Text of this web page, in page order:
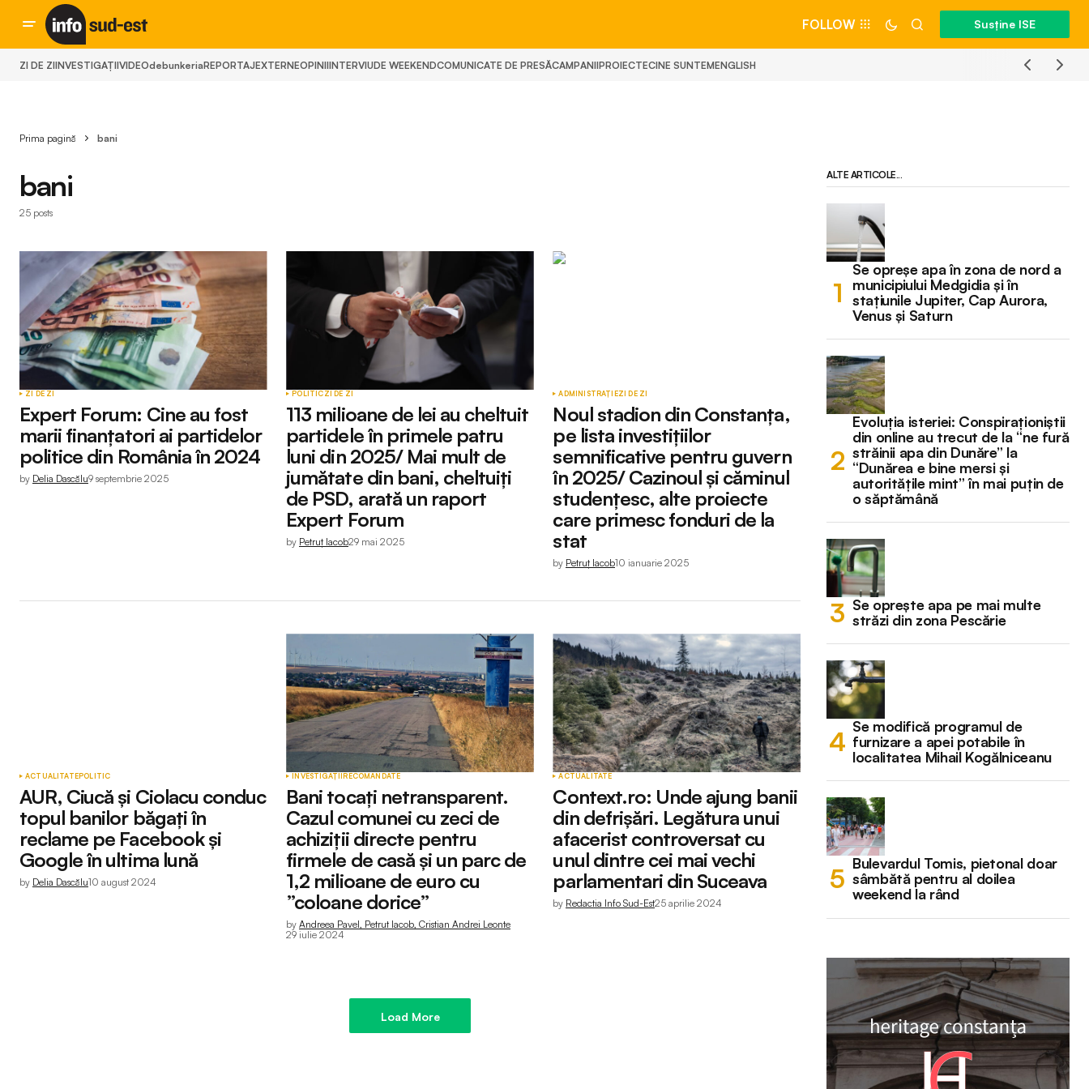
FOLLOW Susține ISE
ZI DE ZIINVESTIGAȚIIVIDEOdebunkeriaREPORTAJEXTERNEOPINIIINTERVIUDE WEEKENDCOMUNICATE DE PRESĂCAMPANIIPROIECTECINE SUNTEMENGLISH
Prima pagină bani
bani
25 posts
ZI DE ZI
Expert Forum: Cine au fost
marii finanțatori ai partidelor
politice din România în 2024
by Delia Dascălu9 septembrie 2025
POLITICZI DE ZI
113 milioane de lei au cheltuit
partidele în primele patru
luni din 2025/ Mai mult de
jumătate din bani, cheltuiți
de PSD, arată un raport
Expert Forum
by Petruț Iacob29 mai 2025
ADMINISTRAȚIEZI DE ZI
Noul stadion din Constanța,
pe lista investițiilor
semnificative pentru guvern
în 2025/ Cazinoul și căminul
studențesc, alte proiecte
care primesc fonduri de la
stat
by Petruț Iacob10 ianuarie 2025
ACTUALITATEPOLITIC
AUR, Ciucă și Ciolacu conduc
topul banilor băgați în
reclame pe Facebook și
Google în ultima lună
by Delia Dascălu10 august 2024
INVESTIGAȚIIRECOMANDATE
Bani tocați netransparent.
Cazul comunei cu zeci de
achiziții directe pentru
firmele de casă și un parc de
1,2 milioane de euro cu
”coloane dorice”
by Andreea Pavel, Petrut Iacob, Cristian Andrei Leonte
29 iulie 2024
ACTUALITATE
Context.ro: Unde ajung banii
din defrișări. Legătura unui
afacerist controversat cu
unul dintre cei mai vechi
parlamentari din Suceava
by Redactia Info Sud-Est25 aprilie 2024
Load More
ALTE ARTICOLE...
Se opreșe apa în zona de nord a
municipiului Medgidia și în
stațiunile Jupiter, Cap Aurora,
Venus și Saturn
Evoluția isteriei: Conspiraționiștii
din online au trecut de la “ne fură
străinii apa din Dunăre” la
“Dunărea e bine mersi și
autoritățile mint” în mai puțin de
o săptămână
Se oprește apa pe mai multe
străzi din zona Pescărie
Se modifică programul de
furnizare a apei potabile în
localitatea Mihail Kogălniceanu
Bulevardul Tomis, pietonal doar
sâmbătă pentru al doilea
weekend la rând